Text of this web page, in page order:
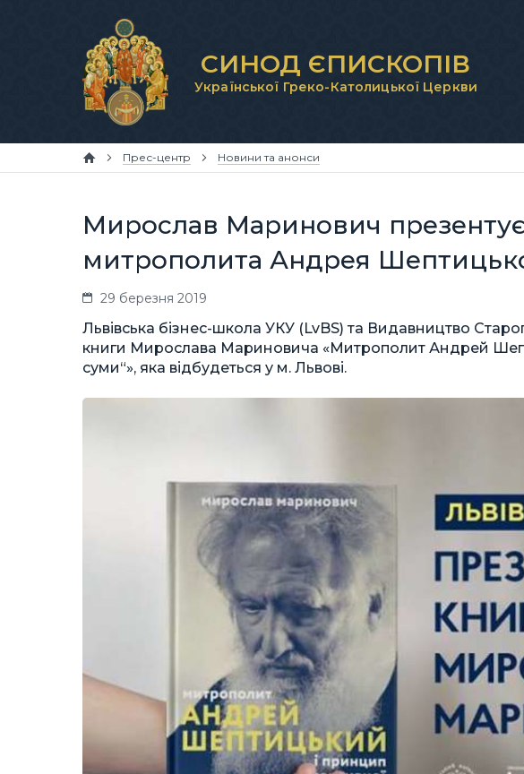
СИНОД ЄПИСКОПІВ
Української Греко-Католицької Церкви
Прес-центр Новини та анонси
Мирослав Маринович
митрополита Андрея
29 березня 2019
Львівська бізнес-школа УКУ (LvBS) та Видавництво
книги Мирослава Мариновича «Митрополит Андрей
суми“», яка відбудеться у м. Львові.